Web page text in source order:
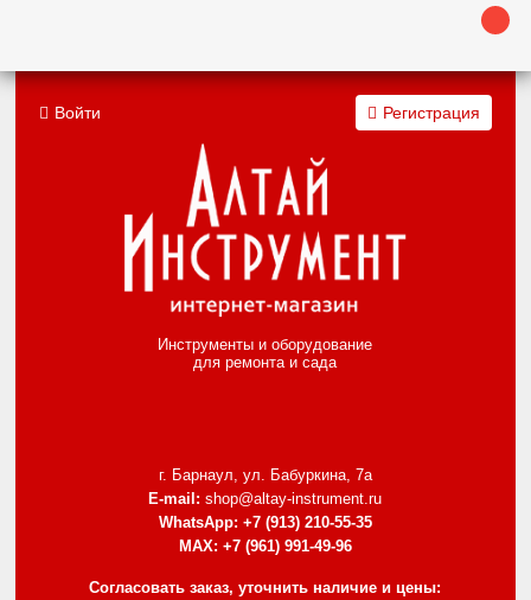
Инструменты и оборудование
для ремонта и сада
г. Барнаул, ул. Бабуркина, 7а
E-mail: shop@altay-instrument.ru
WhatsApp: +7 (913) 210-55-35
MAX: +7 (961) 991-49-96
Согласовать заказ, уточнить наличие и цены:
Войти Регистрация